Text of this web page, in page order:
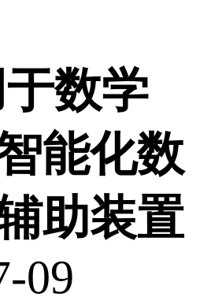
数学
能化数
助装置
09